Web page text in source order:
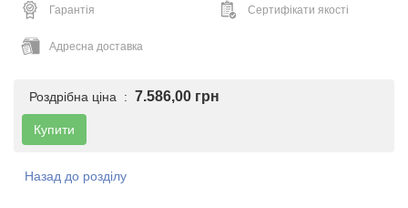
Гарантія Сертифікати якості
Адресна доставка
Роздрібна ціна : 7.586,00 грн
Купити
Назад до розділу